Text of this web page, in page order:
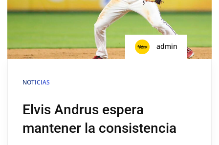
admin
NOTICIAS
Elvis Andrus espera
mantener la consistencia